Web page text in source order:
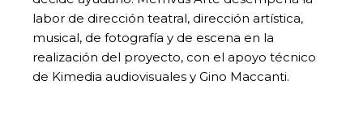
labor de dirección teatral, dirección artística,
musical, de fotografía y de escena en la
realización del proyecto, con el apoyo técnico
de Kimedia audiovisuales y Gino Maccanti.